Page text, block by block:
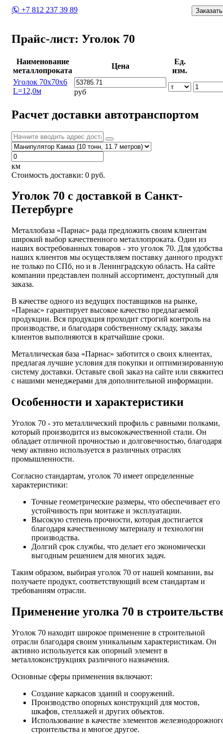
+7 812 237 39 89
Заказать
Прайс-лист: Уголок 70
Наименование
металлопроката
Цена
Ед.
изм.
Уголок 70х70х6
L=12,0м
руб
Расчет доставки автотранспортом
км
Стоимость доставки: 0 руб.
Уголок 70 с доставкой в Санкт-
Петербурге
Металлобаза «Парнас» рада предложить своим клиентам
широкий выбор качественного металлопроката. Один из
наших востребованных товаров - это уголок 70. Для удобства
наших клиентов мы осуществляем поставку данного
не только по СПб, но и в Ленинградскую область. На сайте
компании представлен полный ассортимент, доступный для
заказа.
В качестве одного из ведущих поставщиков на рынке,
«Парнас» гарантирует высокое качество предлагаемой
продукции. Вся продукция проходит строгий контроль на
производстве, и благодаря собственному складу, заказы
клиентов выполняются в кратчайшие сроки.
Металлическая база «Парнас» заботится о своих клиентах,
предлагая лучшие условия для покупки и оптимизированную
систему доставки. Оставьте свой заказ на сайте или
с нашими менеджерами для дополнительной информации.
Особенности и характеристики
Уголок 70 - это металлический профиль с равными полками,
который производится из высококачественной стали. Он
обладает отличной прочностью и долговечностью, благодаря
чему активно используется в различных отраслях
промышленности.
Согласно стандартам, уголок 70 имеет определенные
характеристики:
Точные геометрические размеры, что обеспечивает его
устойчивость при монтаже и эксплуатации.
Высокую степень прочности, которая достигается
благодаря качественному материалу и технологии
производства.
Долгий срок службы, что делает его экономически
выгодным решением для многих задач.
Таким образом, выбирая уголок 70 от нашей компании, вы
получаете продукт, соответствующий всем стандартам и
требованиям отрасли.
Применение уголка 70 в
Уголок 70 находит широкое применение в строительной
отрасли благодаря своим уникальным характеристикам. Он
активно используется как опорный элемент в
металлоконструкциях различного назначения.
Основные сферы применения включают:
Создание каркасов зданий и сооружений.
Производство опорных конструкций для мостов,
шкафов, стеллажей и других объектов.
Использование в качестве элементов
строительства и многое другое.